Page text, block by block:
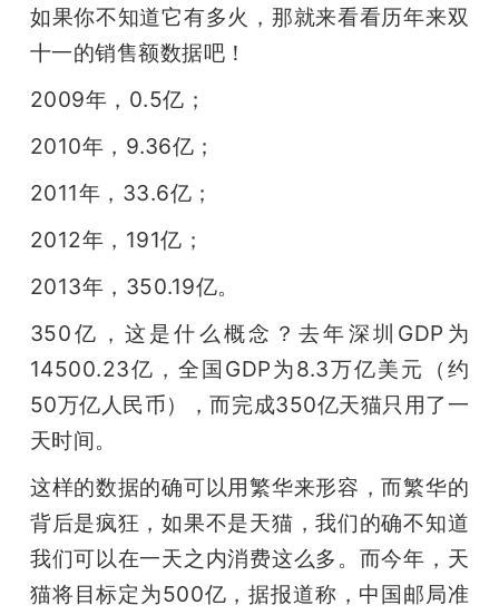
搞
机
如果你不知道它有多火，那就来看看历年来双
十一的销售额数据吧！
2009年，0.5亿；
2010年，9.36亿；
2011年，33.6亿；
2012年，191亿；
2013年，350.19亿。
350亿，这是什么概念？去年深圳GDP为
14500.23亿，全国GDP为8.3万亿美元（约
50万亿人民币），而完成350亿天猫只用了一
天时间。
这样的数据的确可以用繁华来形容，而繁华的
背后是疯狂，如果不是天猫，我们的确不知道
我们可以在一天之内消费这么多。而今年，天
猫将目标定为500亿，据报道称，中国邮局准